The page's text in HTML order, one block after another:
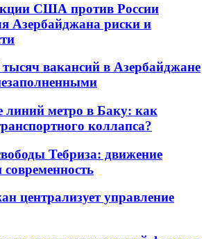
США против России
Азербайджана риски и
вакансий в Азербайджане
линий метро в Баку: как
коллапса?
Тебриза: движение
централизует управление